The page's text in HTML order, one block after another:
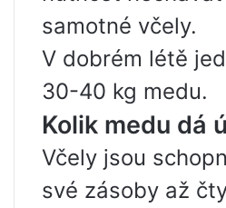
samotné včely.
V dobrém létě
30-40 kg medu.
Kolik medu dá
Včely jsou
své zásoby až